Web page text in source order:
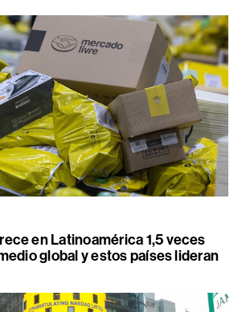
en Latinoamérica 1,5 veces
global y estos países lideran